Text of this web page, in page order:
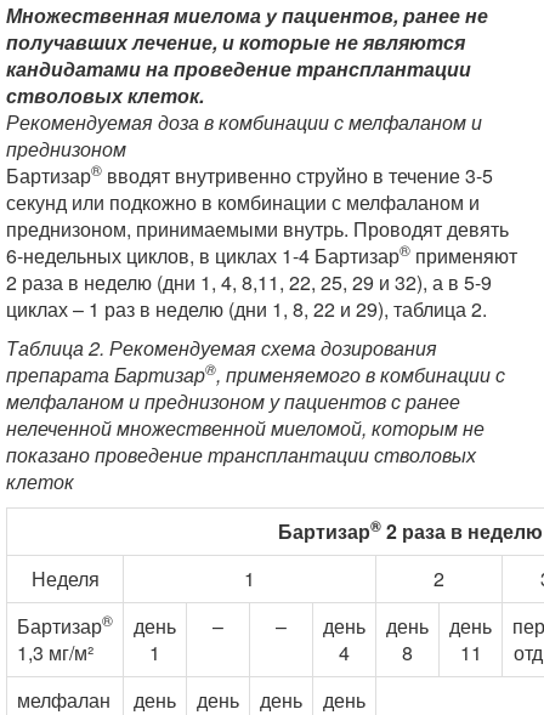
Множественная миелома у пациентов, ранее не
получавших лечение, и которые не являются
кандидатами на проведение трансплантации
стволовых клеток.
Рекомендуемая доза в комбинации с мелфаланом и
преднизоном
Бартизар® вводят внутривенно струйно в течение 3-5
секунд или подкожно в комбинации с мелфаланом и
преднизоном, принимаемыми внутрь. Проводят девять
6-недельных циклов, в циклах 1-4 Бартизар® применяют
2 раза в неделю (дни 1, 4, 8,11, 22, 25, 29 и 32), а в 5-9
циклах – 1 раз в неделю (дни 1, 8, 22 и 29), таблица 2.
Таблица 2. Рекомендуемая схема дозирования
препарата Бартизар®, применяемого в комбинации с
мелфаланом и преднизоном у пациентов с ранее
нелеченной множественной миеломой, которым не
показано проведение трансплантации стволовых
клеток
Бартизар® 2 раза в
Неделя
1 2
Бартизар®
1,3 мг/м²
день
1
– –
день
4
день
8
день
11
мелфалан
день
день
день
день